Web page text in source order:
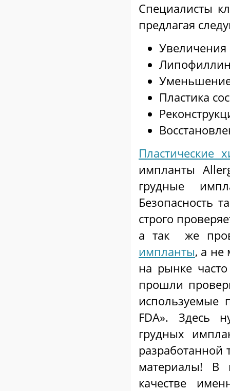
Специалисты
предлагая
Пластика
Пластические
импланты
грудные
Безопасность
строго
а так же
импланты, а не
на рынке
прошли
используемые
FDA». Здесь
грудных
разработанной
материалы! В
качестве